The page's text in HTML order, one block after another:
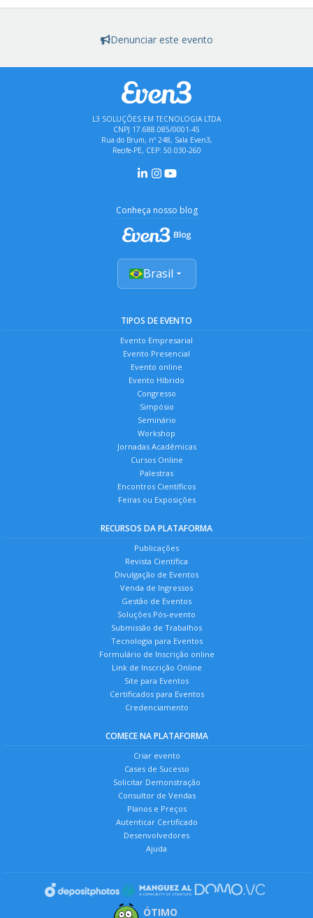
Denunciar este evento
L3 SOLUÇÕES EM TECNOLOGIA LTDA
CNPJ 17.688.085/0001-45
Rua do Brum, nº 248, Sala Even3,
Recife-PE, CEP: 50.030-260
Conheça nosso blog
Brasil
TIPOS DE EVENTO
Evento Empresarial
Evento Presencial
Evento online
Evento Híbrido
Congresso
Simpósio
Seminário
Workshop
Jornadas Acadêmicas
Cursos Online
Palestras
Encontros Científicos
Feiras ou Exposições
RECURSOS DA PLATAFORMA
Publicações
Revista Científica
Divulgação de Eventos
Venda de Ingressos
Gestão de Eventos
Soluções Pós-evento
Submissão de Trabalhos
Tecnologia para Eventos
Formulário de Inscrição online
Link de Inscrição Online
Site para Eventos
Certificados para Eventos
Credenciamento
COMECE NA PLATAFORMA
Criar evento
Cases de Sucesso
Solicitar Demonstração
Consultor de Vendas
Planos e Preços
Autenticar Certificado
Desenvolvedores
Ajuda
ÓTIMO